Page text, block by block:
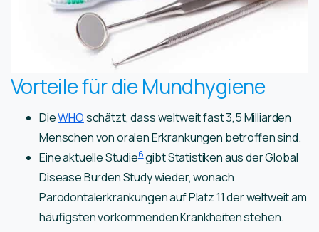
Vorteile für die Mundhygiene
DieWHOschätzt, dass weltweit fast 3,5 Milliarden
Menschen von oralen Erkrankungen betroffen sind.
Eine aktuelle Studie6gibt Statistiken aus der Global
Disease Burden Study wieder, wonach
Parodontalerkrankungen auf Platz 11 der weltweit am
häufigsten vorkommenden Krankheiten stehen.